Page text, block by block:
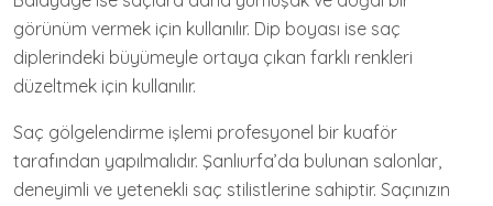
görünüm vermek için kullanılır. Dip boyası ise saç
diplerindeki büyümeyle ortaya çıkan farklı renkleri
düzeltmek için kullanılır.
Saç gölgelendirme işlemi profesyonel bir kuaför
tarafından yapılmalıdır. Şanlıurfa’da bulunan salonlar,
deneyimli ve yetenekli saç stilistlerine sahiptir. Saçınızın